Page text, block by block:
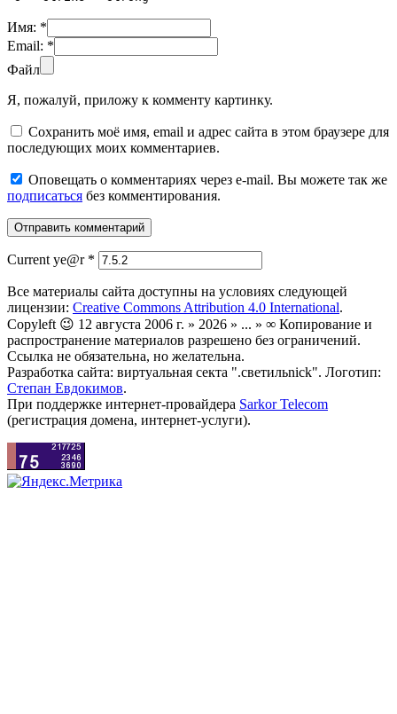
Имя: *
Email: *
Файл
Я, пожалуй, приложу к комменту картинку.
Сохранить моё имя, email и адрес сайта в этом браузере для
последующих моих комментариев.
Оповещать о комментариях через e-mail. Вы можете так же
подписаться без комментирования.
Current ye@r *
Все материалы сайта доступны на условиях следующей
лицензии: Creative Commons Attribution 4.0 International.
Copyleft 😉 12 августа 2006 г. » 2026 » ... » ∞ Копирование и
распространение материалов разрешено без ограничений.
Ссылка не обязательна, но желательна.
Разработка сайта: виртуальная секта ".светильnick". Логотип:
Степан Евдокимов.
При поддержке интернет-провайдера Sarkor Telecom
(регистрация домена, интернет-услуги).